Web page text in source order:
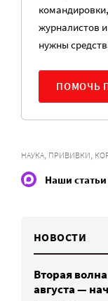
журналистов
нужны
ПОМОЧЬ
НАУКА, ПРИВИВКИ,
Наши
НОВОСТИ
Вторая
августа —